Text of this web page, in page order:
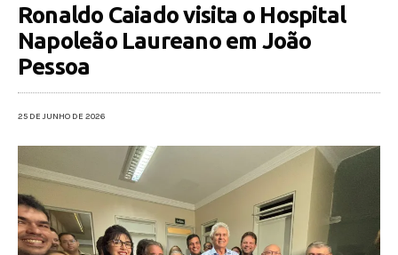
Ronaldo Caiado visita o Hospital
Napoleão Laureano em João
Pessoa
25 DE JUNHO DE 2026